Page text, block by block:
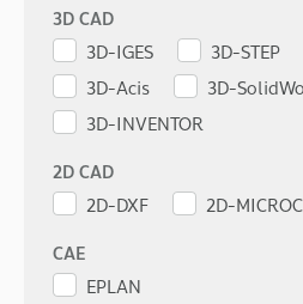
3D CAD
3D-IGES
3D-STEP
3D-Acis
3D-
3D-INVENTOR
2D CAD
2D-DXF
2D-
CAE
EPLAN